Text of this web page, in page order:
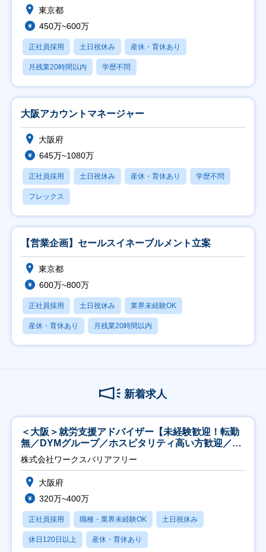
東京都
450万~600万
正社員採用 土日祝休み 産休・育休あり
月残業20時間以内 学歴不問
大阪アカウントマネージャー
大阪府
645万~1080万
正社員採用 土日祝休み 産休・育休あり 学歴不問
フレックス
【営業企画】セールスイネーブルメント立案
東京都
600万~800万
正社員採用 土日祝休み 業界未経験OK
産休・育休あり 月残業20時間以内
新着求人
＜大阪＞就労支援アドバイザー【未経験歓迎！転勤
無／DYMグループ／ホスピタリティ高い方歓迎／土
日祝】
株式会社ワークスバリアフリー
大阪府
320万~400万
正社員採用 職種・業界未経験OK 土日祝休み
休日120日以上 産休・育休あり